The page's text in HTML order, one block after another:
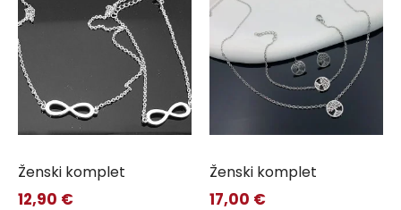
Ženski komplet
12,90 €
Ženski komplet
17,00 €